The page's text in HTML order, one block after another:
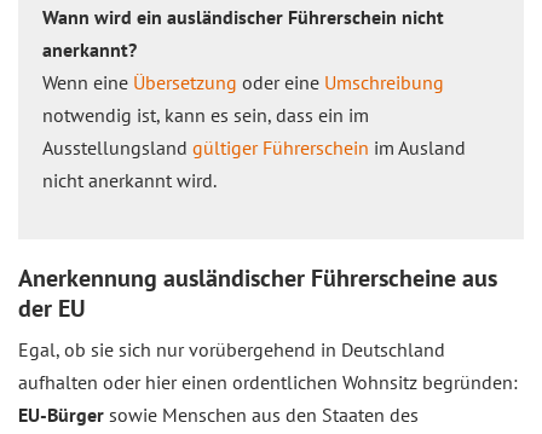
Wann wird ein ausländischer Führerschein nicht
anerkannt?
Wenn eine Übersetzung oder eine Umschreibung
notwendig ist, kann es sein, dass ein im
Ausstellungsland gültiger Führerschein im Ausland
nicht anerkannt wird.
Anerkennung ausländischer Führerscheine aus
der EU
Egal, ob sie sich nur vorübergehend in Deutschland
aufhalten oder hier einen ordentlichen Wohnsitz begründen:
EU-Bürger sowie Menschen aus den Staaten des